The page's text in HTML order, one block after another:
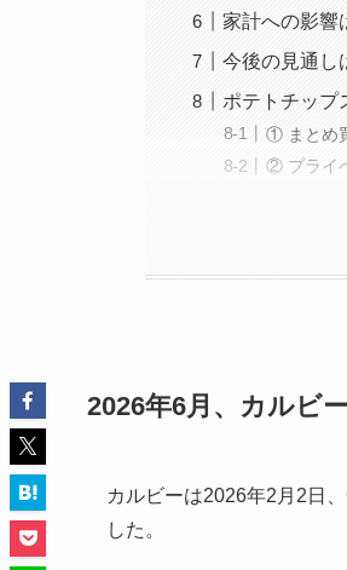
家計への影響
今後の見通し
ポテトチップ
① まとめ
② プライ
2026年6月、カルビ
カルビーは2026年2月2日
した。